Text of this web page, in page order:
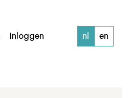
nl en
Inloggen